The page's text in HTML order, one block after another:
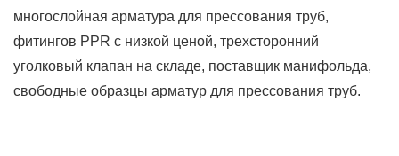
многослойная арматура для прессования труб,
фитингов PPR с низкой ценой, трехсторонний
уголковый клапан на складе, поставщик манифольда,
свободные образцы арматур для прессования труб.